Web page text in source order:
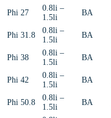
Phi 27
0.8li –
1.5li
BA
Phi 31.8
0.8li –
1.5li
BA
Phi 38
0.8li –
1.5li
BA
Phi 42
0.8li –
1.5li
BA
Phi 50.8
0.8li –
1.5li
BA